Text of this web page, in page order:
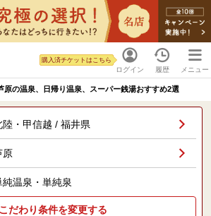
ログイン
購入済チケットはこちら
履歴 メニュー
原の温泉、日帰り温泉、スーパー銭湯おすすめ2選
陸・甲信越 / 福井県
原
純温泉・単純泉
こだわり条件を変更する